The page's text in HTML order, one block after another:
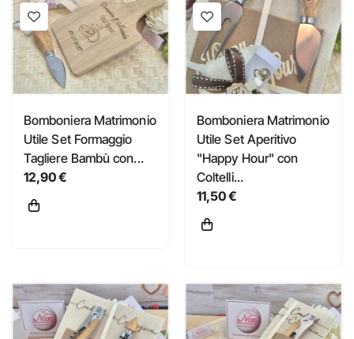
Bomboniera Matrimonio
Utile Set Formaggio
Tagliere Bambù con...
12,90 €
Bomboniera Matrimonio
Utile Set Aperitivo
"Happy Hour" con
Coltelli...
11,50 €